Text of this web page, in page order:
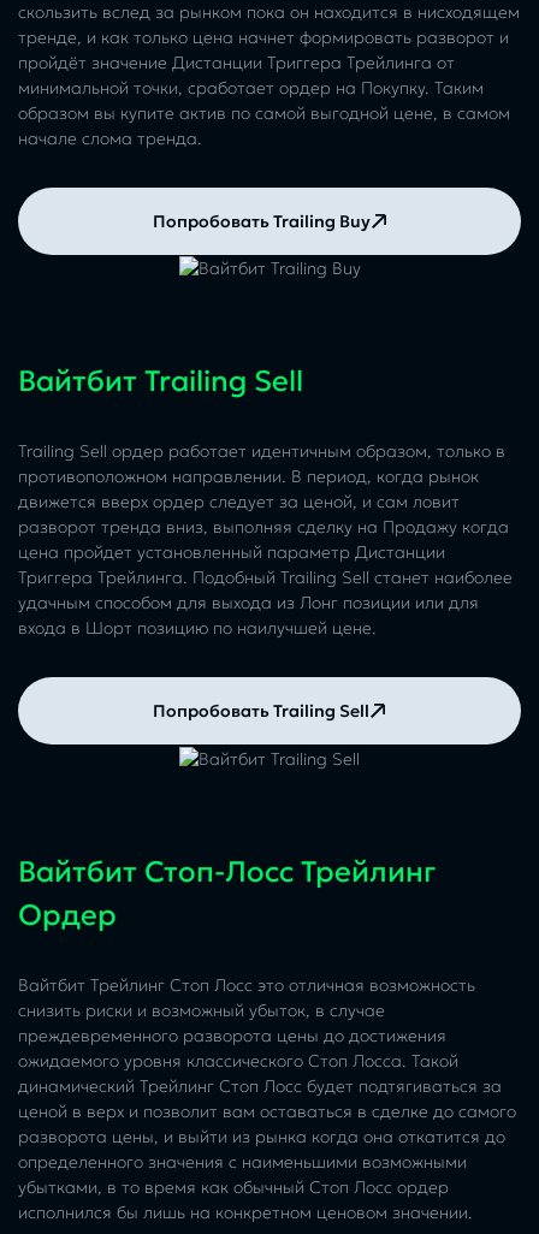
скользить вслед за рынком пока он находится в нисходящем
тренде, и как только цена начнет формировать разворот и
пройдёт значение Дистанции Триггера Трейлинга от
минимальной точки, сработает ордер на Покупку. Таким
образом вы купите актив по самой выгодной цене, в самом
начале слома тренда.
Попробовать Trailing Buy
Вайтбит Trailing Sell
Trailing Sell ордер работает идентичным образом, только в
противоположном направлении. В период, когда рынок
движется вверх ордер следует за ценой, и сам ловит
разворот тренда вниз, выполняя сделку на Продажу когда
цена пройдет установленный параметр Дистанции
Триггера Трейлинга. Подобный Trailing Sell станет наиболее
удачным способом для выхода из Лонг позиции или для
входа в Шорт позицию по наилучшей цене.
Попробовать Trailing Sell
Вайтбит Стоп-Лосс Трейлинг
Ордер
Вайтбит Трейлинг Стоп Лосс это отличная возможность
снизить риски и возможный убыток, в случае
преждевременного разворота цены до достижения
ожидаемого уровня классического Стоп Лосса. Такой
динамический Трейлинг Стоп Лосс будет подтягиваться за
ценой в верх и позволит вам оставаться в сделке до самого
разворота цены, и выйти из рынка когда она откатится до
определенного значения с наименьшими возможными
убытками, в то время как обычный Стоп Лосс ордер
исполнился бы лишь на конкретном ценовом значении.